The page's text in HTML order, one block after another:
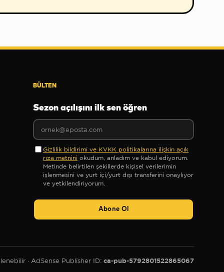
BÜLTEN
Sezon açılışını ilk sen öğren
Gizlilik bildirimi ve KVKK politikalarına ilişkin açık
rıza metnini okudum, anladım ve kabul ediyorum.
Metinde belirtilen şekillerde kişisel verilerimin
işlenmesini ve yurt içi/yurt dışı transferini onaylıyor
ve yetkilendiriyorum.
Abone Ol
· AdSense Publisher ID: ca-pub-5792801522865067